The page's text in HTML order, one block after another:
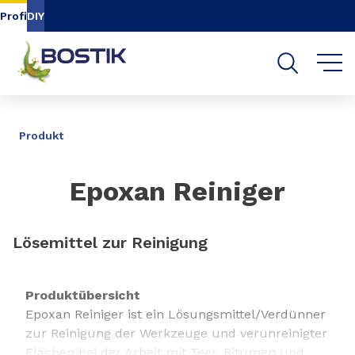
Inhalt
ProfiDIY
Produkt
Epoxan Reiniger
Lösemittel zur Reinigung
Produktübersicht
Epoxan Reiniger ist ein Lösungsmittel/Verdünner
zur Reinigung der Werkzeuge und verunreinigter